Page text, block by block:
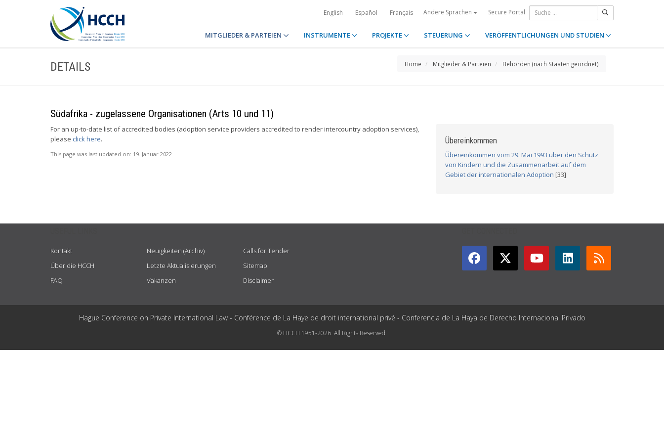
English Español Français Andere Sprachen Secure Portal
MITGLIEDER & PARTEIEN INSTRUMENTE PROJEKTE STEUERUNG VERÖFFENTLICHUNGEN UND STUDIEN
DETAILS Home Mitglieder & Parteien Behörden (nach Staaten geordnet)
Südafrika - zugelassene Organisationen (Arts 10 und 11)
For an up-to-date list of accredited bodies (adoption service providers accredited to render intercountry adoption services),
please click here.
This page was last updated on: 19. Januar 2022
Übereinkommen
Übereinkommen vom 29. Mai 1993 über den Schutz
von Kindern und die Zusammenarbeit auf dem
Gebiet der internationalen Adoption [33]
Kontakt
Über die HCCH
FAQ
Neuigkeiten (Archiv)
Letzte Aktualisierungen
Vakanzen
Calls for Tender
Sitemap
Disclaimer
Hague Conference on Private International Law - Conférence de La Haye de droit international privé - Conferencia de La Haya de Derecho Internacional Privado
© HCCH 1951-2026. All Rights Reserved.